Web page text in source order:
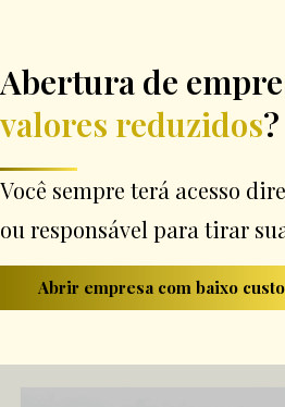
Abertura de
valores reduzidos?
Você sempre terá acesso
ou responsável para tirar
Abrir empresa com baixo custo